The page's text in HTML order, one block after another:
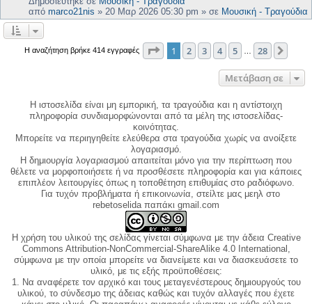
από marco21nis » 20 Μαρ 2026 05:30 pm » σε Μουσική - Τραγούδια
Η αναζήτηση βρήκε 414 εγγραφές Σελίδα από28
1 2 3 4 5 28
Μετάβαση σε
Η ιστοσελίδα είναι μη εμπορική, τα τραγούδια και η αντίστοιχη
πληροφορία συνδιαμορφώνονται από τα μέλη της ιστοσελίδας-
κοινότητας.
Μπορείτε να περιηγηθείτε ελεύθερα στα τραγούδια χωρίς να ανοίξετε
λογαριασμό.
Η δημιουργία λογαριασμού απαιτείται μόνο για την περίπτωση που
θέλετε να μορφοποιήσετε ή να προσθέσετε πληροφορία και για κάποιες
επιπλέον λειτουργίες όπως η τοποθέτηση επιθυμίας στο ραδιόφωνο.
Για τυχόν προβλήματα ή επικοινωνία, στείλτε μας μεηλ στο
rebetoselida παπάκι gmail.com
Η χρήση του υλικού της σελίδας γίνεται σύμφωνα με την άδεια Creative
Commons Attribution-NonCommercial-ShareAlike 4.0 International,
σύμφωνα με την οποία μπορείτε να διανείμετε και να διασκευάσετε το
υλικό, με τις εξής προϋποθέσεις:
1. Να αναφέρετε τον αρχικό και τους μεταγενέστερους δημιουργούς του
υλικού, το σύνδεσμο της άδειας καθώς και τυχόν αλλαγές που έχετε